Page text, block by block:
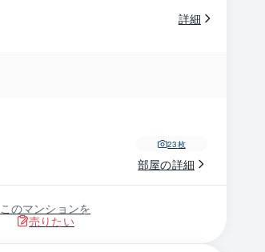
詳細
23枚
部屋の詳細
このマンションを
売りたい